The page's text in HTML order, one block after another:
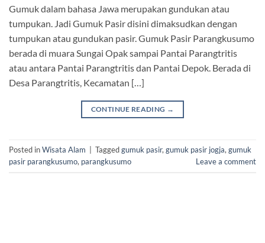
Gumuk dalam bahasa Jawa merupakan gundukan atau
tumpukan. Jadi Gumuk Pasir disini dimaksudkan dengan
tumpukan atau gundukan pasir. Gumuk Pasir Parangkusumo
berada di muara Sungai Opak sampai Pantai Parangtritis
atau antara Pantai Parangtritis dan Pantai Depok. Berada di
Desa Parangtritis, Kecamatan […]
CONTINUE READING →
Posted inWisata Alam Taggedgumuk pasir, gumuk pasir jogja, gumuk
pasir parangkusumo, parangkusumo Leave a comment